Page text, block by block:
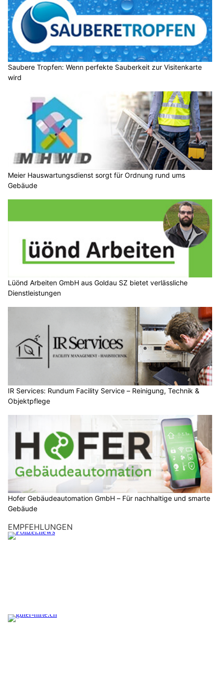
Saubere Tropfen: Wenn perfekte Sauberkeit zur Visitenkarte
wird
Meier Hauswartungsdienst sorgt für Ordnung rund ums
Gebäude
Lüönd Arbeiten GmbH aus Goldau SZ bietet verlässliche
Dienstleistungen
IR Services: Rundum Facility Service – Reinigung, Technik &
Objektpflege
Hofer Gebäudeautomation GmbH – Für nachhaltige und smarte
Gebäude
EMPFEHLUNGEN